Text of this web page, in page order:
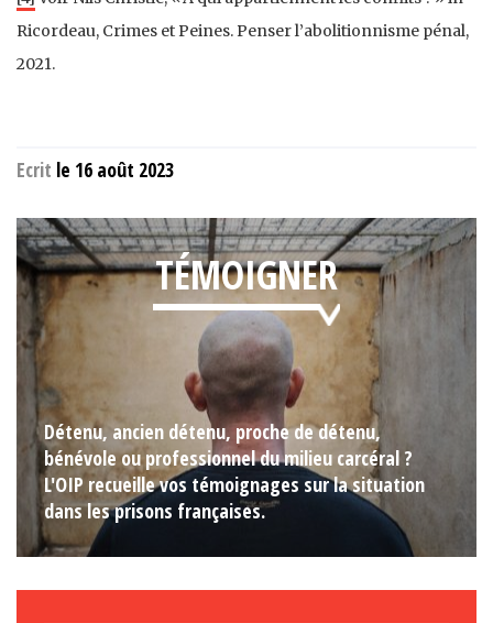
Ricordeau, Crimes et Peines. Penser l’abolitionnisme pénal,
2021.
Ecrit le 16 août 2023
TÉMOIGNER
Détenu, ancien détenu, proche de détenu,
bénévole ou professionnel du milieu carcéral ?
L'OIP recueille vos témoignages sur la situation
dans les prisons françaises.